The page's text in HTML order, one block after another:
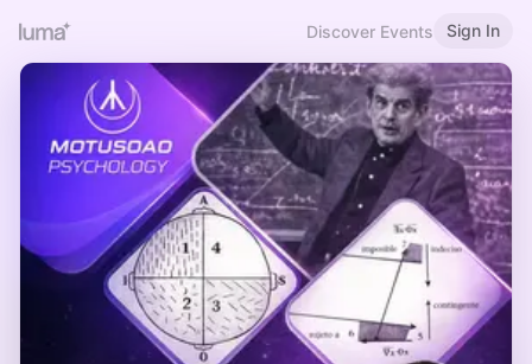
Discover Events Sign In